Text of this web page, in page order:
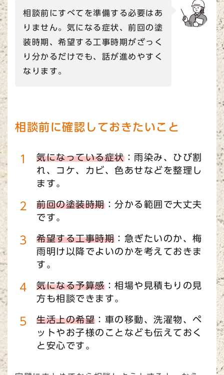
相談前にすべてを準備する必要はあ
りません。気になる症状、前回の塗
装時期、希望する工事時期がざっく
り分かるだけでも、話が進めやすく
なります。
相談前に確認しておきたいこと
気になっている症状：雨染み、ひび割
れ、コケ、カビ、色あせなどを整理し
ます。
前回の塗装時期：分かる範囲で大丈夫
です。
希望する工事時期 ：急ぎたいのか、梅
雨明け以降でよいのかを考えておきま
す。
気になる予算感：相場や見積もりの見
方も相談できます。
生活上の希望 ：車の移動、洗濯物、ペ
ットやお子様のことなども伝えておく
と安心です。